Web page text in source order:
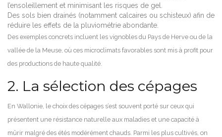
l’ensoleillement et minimisant les risques de gel.
Des sols bien drainés (notamment calcaires ou schisteux) afin de
réduire les effets de la pluviométrie abondante.
Des exemples concrets incluent les vignobles du Pays de Herve ou de la
vallée de la Meuse, où ces microclimats favorables sont mis à profit pour
des productions de haute qualité.
2. La sélection des cépages
En Wallonie, le choix des cépages s’est souvent porté sur ceux qui
présentent une résistance naturelle aux maladies et une capacité à
mûrir malgré des étés modérément chauds. Parmi les plus cultivés, on